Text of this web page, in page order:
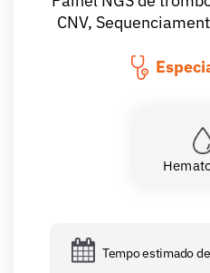
CNV,
Tempo estimado